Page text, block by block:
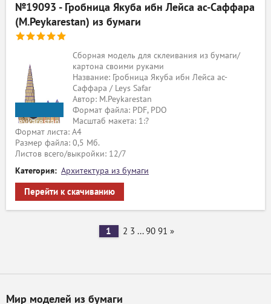
№19093 - Гробница Якуба ибн Лейса ас-Саффара
(M.Peykarestan) из бумаги
M.Peykarestan
Сборная модель для склеивания из бумаги/
картона своими руками
Название: Гробница Якуба ибн Лейса ас-
Саффара / Leys Safar
Автор: M.Peykarestan
Формат файла: PDF, PDO
Масштаб макета: 1:?
Формат листа: А4
Размер файла: 0,5 Мб.
Листов всего/выкройки: 12/7
Категория: Архитектура из бумаги
Перейти к скачиванию
1 2 3 ... 90 91 »
Мир моделей из бумаги